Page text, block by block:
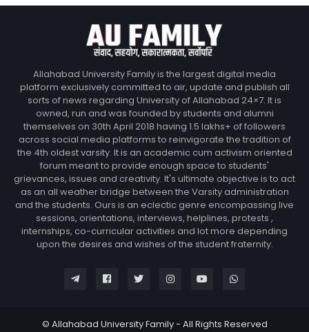
Allahabad University Family is the largest digital media
platform exclusively committed to air, update and publish all
sorts of news regarding University of Allahabad 24×7. It is
owned, run and was founded by students and alumni
themselves on 30th April 2018 having 1.5 lakhs+ of followers
across social media platforms to reinvigorate the tradition of
the 4th oldest varsity. It is an academic cum activism oriented
forum meant to provide enough space to students'
grievances, issues and creativity. It's ultimate objective is to act
as an all weather bridge between the Varsity administration
and the students. Ours is an eclectic genre encompassing live
sessions, orientations, interviews, helplines, protests ,
internships, co-curricular activities and lot more depending
upon the desires and wishes of the student fraternity.
© Allahabad University Family - All Rights Reserved